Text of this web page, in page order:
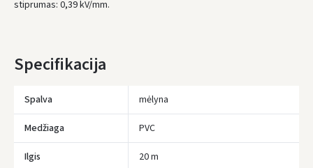
IKI NEMOKAMO PRISTATYMO TRŪKSTA:
stiprumas: 0,39 kV/mm.
Specifikacija
Spalva mėlyna
Medžiaga PVC
Ilgis 20 m